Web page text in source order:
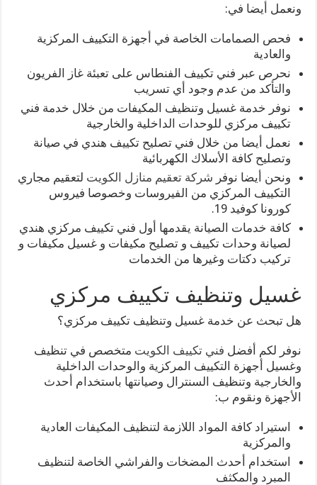
ونعمل أيضا في:
فحص الصمامات الخاصة في أجهزة التكييف المركزية
والعادية
نحرص عبر فني تكييف الفنطاس على تعبئة غاز الفريون
والتأكد من عدم وجود أي تسريب
نوفر خدمة غسيل وتنظيف المكيفات من خلال خدمة فني
تكييف مركزي للوحدات الداخلية والخارجية
نعمل أيضا من خلال فني تصليح تكييف هندي في صيانة
وتصليح كافة الأسلاك الكهربائية
ونحن أيضا نوفر شركة تعقيم منازل الكويت لتعقيم مجاري
التكييف المركزي من الفيروسات وخصوصا فيروس
كورونا كوفيد 19.
كافة خدمات الصيانة يقدمها أول فني تكييف مركزي هندي
لصيانة وحدات تكييف و تصليح مكيفات و غسيل مكيفات و
تركيب دكتات وغيرها من الخدمات
غسيل وتنظيف تكييف مركزي
هل تبحث عن خدمة غسيل وتنظيف تكييف مركزي؟
نوفر لكم أفضل فني تكييف الكويت متخصص في تنظيف
وغسيل أجهزة التكييف المركزية والوحدات الداخلية
والخارجية وتنظيف السنترال وصيانتها باستخدام أحدث
الأجهزة ونقوم ب:
استيراد كافة المواد اللازمة لتنظيف المكيفات العادية
والمركزية
استخدام أحدث المضخات والفراشي الخاصة لتنظيف
المبرد والمكثف